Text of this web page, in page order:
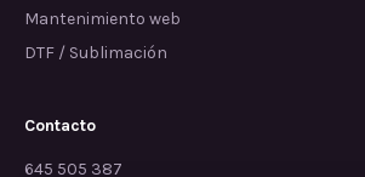
Mantenimiento web
DTF / Sublimación
Contacto
645 505 387